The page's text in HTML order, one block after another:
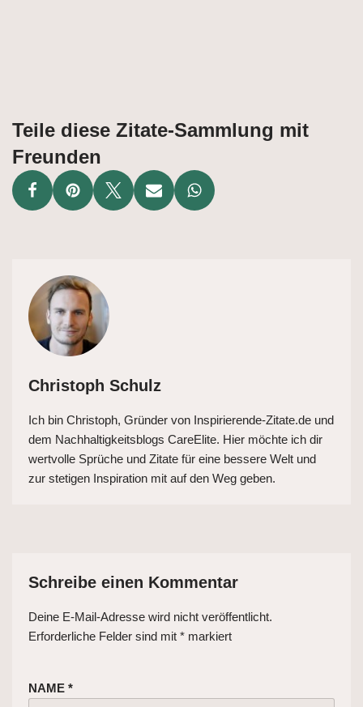
Teile diese Zitate-Sammlung mit
Freunden
Christoph Schulz
Ich bin Christoph, Gründer von Inspirierende-Zitate.de und
dem Nachhaltigkeitsblogs CareElite. Hier möchte ich dir
wertvolle Sprüche und Zitate für eine bessere Welt und
zur stetigen Inspiration mit auf den Weg geben.
Schreibe einen Kommentar
Deine E-Mail-Adresse wird nicht veröffentlicht.
Erforderliche Felder sind mit * markiert
NAME *